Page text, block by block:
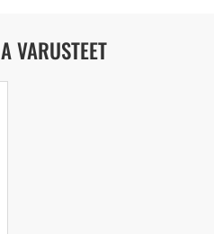
VARUSTEET